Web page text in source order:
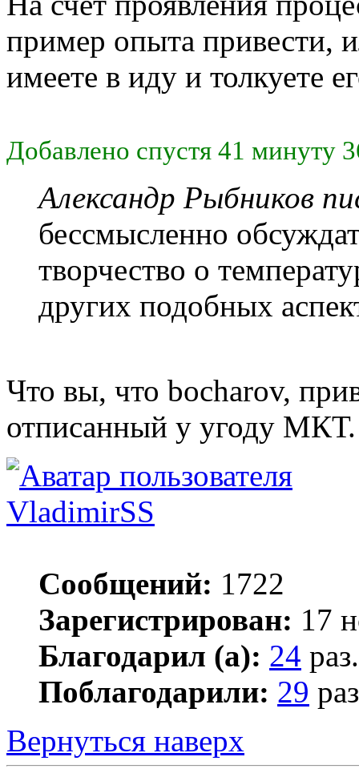
пример опыта привести,
имеете в иду и толкуете
Добавлено спустя 41 минуту
Александр Рыбников
бессмысленно
творчество о
других подобных
Что вы, что bocharov,
отписанный у угоду
VladimirSS
Сообщений: 1722
Зарегистрирован: 17
Благодарил (а): 24 раз.
Поблагодарили: 29
Вернуться наверх